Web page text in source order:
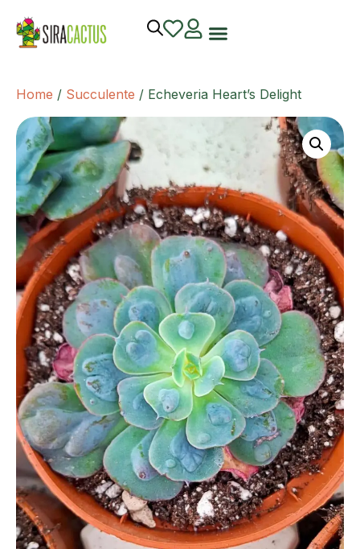
Home / Succulente / Echeveria Heart’s Delight